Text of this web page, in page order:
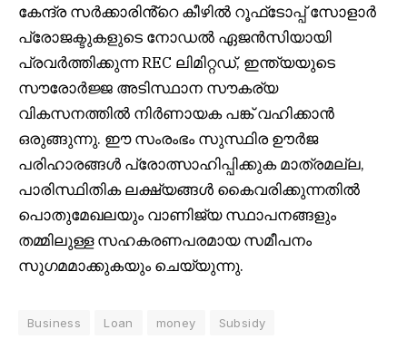
കേന്ദ്ര സർക്കാരിൻ്റെ കീഴിൽ റൂഫ്‌ടോപ്പ് സോളാർ
പ്രോജക്ടുകളുടെ നോഡൽ ഏജൻസിയായി
പ്രവർത്തിക്കുന്ന REC ലിമിറ്റഡ്, ഇന്ത്യയുടെ
സൗരോർജ്ജ അടിസ്ഥാന സൗകര്യ
വികസനത്തിൽ നിർണായക പങ്ക് വഹിക്കാൻ
ഒരുങ്ങുന്നു. ഈ സംരംഭം സുസ്ഥിര ഊർജ
പരിഹാരങ്ങൾ പ്രോത്സാഹിപ്പിക്കുക മാത്രമല്ല,
പാരിസ്ഥിതിക ലക്ഷ്യങ്ങൾ കൈവരിക്കുന്നതിൽ
പൊതുമേഖലയും വാണിജ്യ സ്ഥാപനങ്ങളും
തമ്മിലുള്ള സഹകരണപരമായ സമീപനം
സുഗമമാക്കുകയും ചെയ്യുന്നു.
Business Loan money Subsidy